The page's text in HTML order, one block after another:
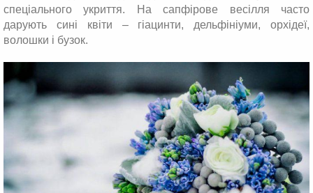
спеціального укриття. На сапфірове весілля часто
дарують сині квіти – гіацинти, дельфініуми, орхідеї,
волошки і бузок.